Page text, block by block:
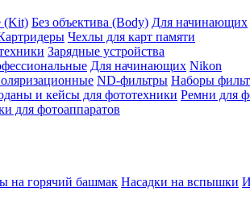
(Kit) Без объектива (Body) Для начинающих
Чехлы для карт памяти
Зарядные устройства
Для начинающих Nikon
ND-фильтры Наборы
и кейсы для фототехники Ремни для
для фотоаппаратов
на горячий башмак Насадки на вспышки